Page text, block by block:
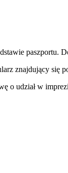
paszportu.
znajdujący się
o udział w